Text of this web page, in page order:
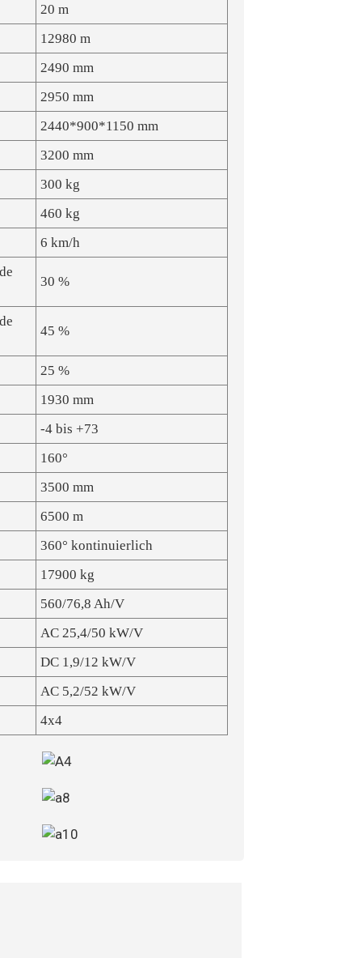
20 m
12980 m
2490 mm
2950 mm
2440*900*1150 mm
3200 mm
300 kg
460 kg
6 km/h
30 %
45 %
25 %
1930 mm
-4 bis +73
160°
3500 mm
6500 m
360° kontinuierlich
17900 kg
560/76,8 Ah/V
AC 25,4/50 kW/V
DC 1,9/12 kW/V
AC 5,2/52 kW/V
4x4